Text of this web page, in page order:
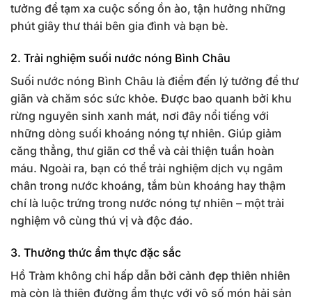
tưởng để tạm xa cuộc sống ồn ào, tận hưởng những
phút giây thư thái bên gia đình và bạn bè.
2. Trải nghiệm suối nước nóng Bình Châu
Suối nước nóng Bình Châu là điểm đến lý tưởng để thư
giãn và chăm sóc sức khỏe. Được bao quanh bởi khu
rừng nguyên sinh xanh mát, nơi đây nổi tiếng với
những dòng suối khoáng nóng tự nhiên. Giúp giảm
căng thẳng, thư giãn cơ thể và cải thiện tuần hoàn
máu. Ngoài ra, bạn có thể trải nghiệm dịch vụ ngâm
chân trong nước khoáng, tắm bùn khoáng hay thậm
chí là luộc trứng trong nước nóng tự nhiên – một trải
nghiệm vô cùng thú vị và độc đáo.
3. Thưởng thức ẩm thực đặc sắc
Hồ Tràm không chỉ hấp dẫn bởi cảnh đẹp thiên nhiên
mà còn là thiên đường ẩm thực với vô số món hải sản